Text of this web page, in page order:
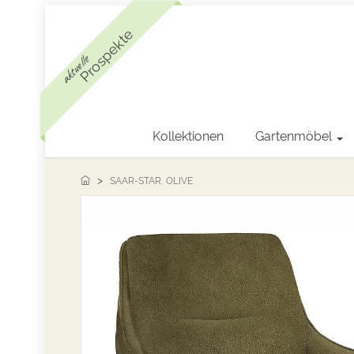
aktuelleProspekte
Kollektionen Gartenmöbel
SAAR-STAR, OLIVE